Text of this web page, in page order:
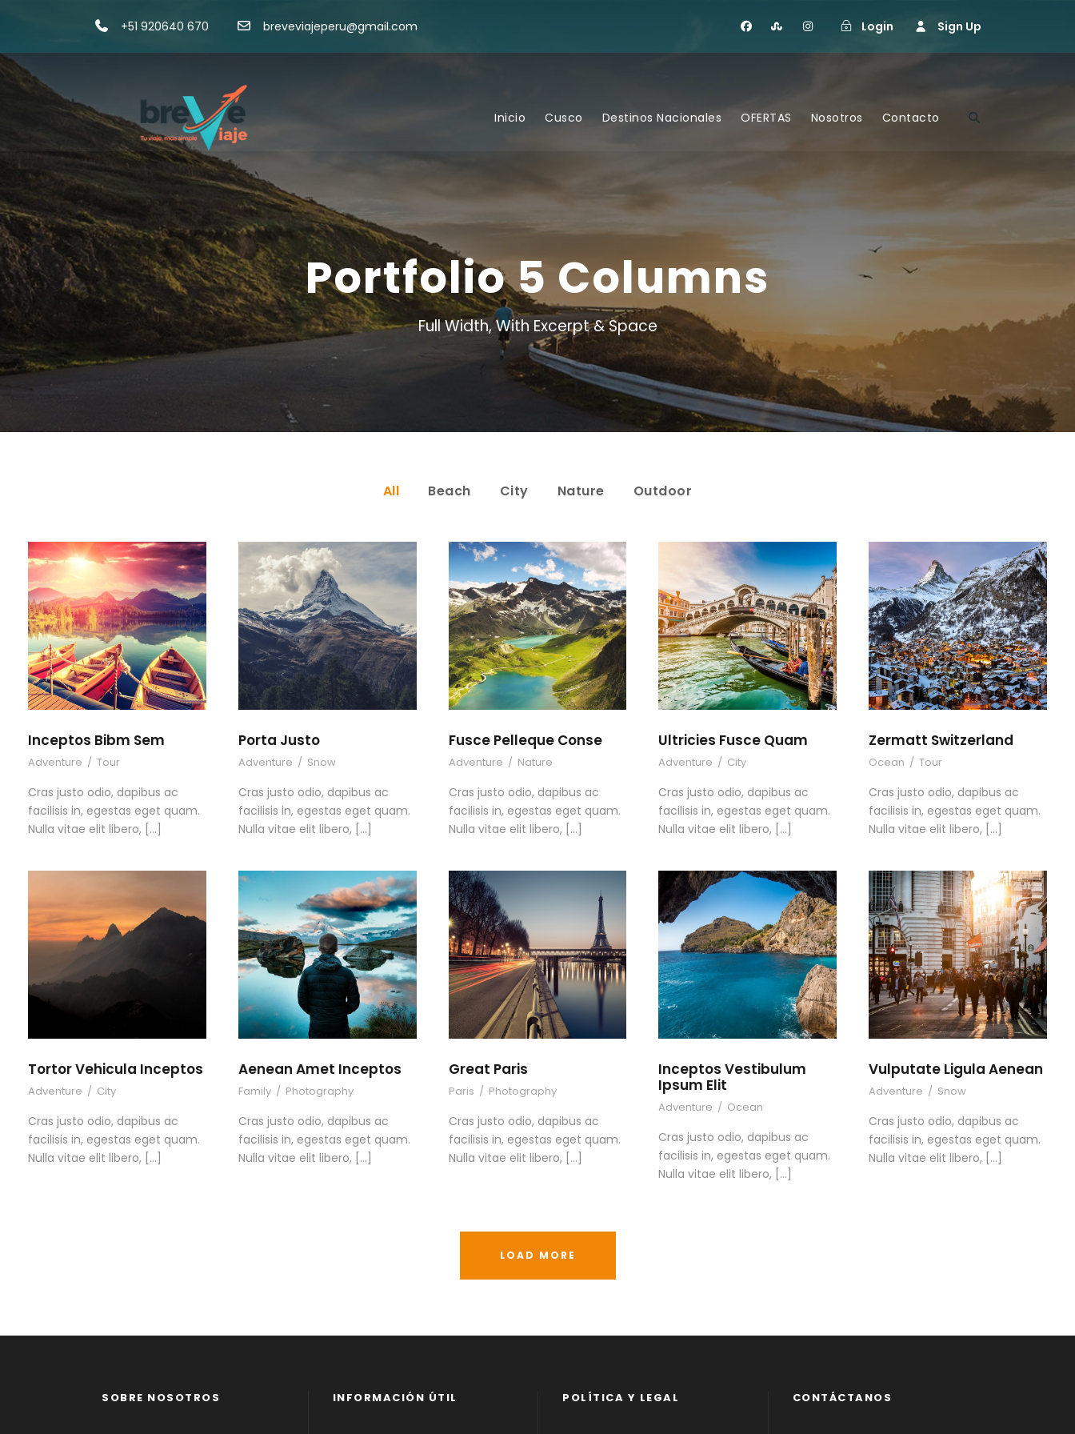
+51 920640 670 breveviajeperu@gmail.com Login Sign Up
Inicio Cusco Destinos Nacionales OFERTAS Nosotros Contacto
Portfolio 5 Columns
Full Width, With Excerpt & Space
All Beach City Nature Outdoor
Inceptos Bibm Sem
Adventure / Tour
Cras justo odio, dapibus ac
facilisis in, egestas eget quam.
Nulla vitae elit libero, […]
Porta Justo
Adventure / Snow
Cras justo odio, dapibus ac
facilisis in, egestas eget quam.
Nulla vitae elit libero, […]
Fusce Pelleque Conse
Adventure / Nature
Cras justo odio, dapibus ac
facilisis in, egestas eget quam.
Nulla vitae elit libero, […]
Ultricies Fusce Quam
Adventure / City
Cras justo odio, dapibus ac
facilisis in, egestas eget quam.
Nulla vitae elit libero, […]
Zermatt Switzerland
Ocean / Tour
Cras justo odio, dapibus ac
facilisis in, egestas eget quam.
Nulla vitae elit libero, […]
Tortor Vehicula Inceptos
Adventure / City
Cras justo odio, dapibus ac
facilisis in, egestas eget quam.
Nulla vitae elit libero, […]
Aenean Amet Inceptos
Family / Photography
Cras justo odio, dapibus ac
facilisis in, egestas eget quam.
Nulla vitae elit libero, […]
Great Paris
Paris / Photography
Cras justo odio, dapibus ac
facilisis in, egestas eget quam.
Nulla vitae elit libero, […]
Inceptos Vestibulum
Ipsum Elit
Adventure / Ocean
Cras justo odio, dapibus ac
facilisis in, egestas eget quam.
Nulla vitae elit libero, […]
Vulputate Ligula Aenean
Adventure / Snow
Cras justo odio, dapibus ac
facilisis in, egestas eget quam.
Nulla vitae elit libero, […]
LOAD MORE
SOBRE NOSOTROS INFORMACIÓN ÚTIL POLÍTICA Y LEGAL CONTÁCTANOS